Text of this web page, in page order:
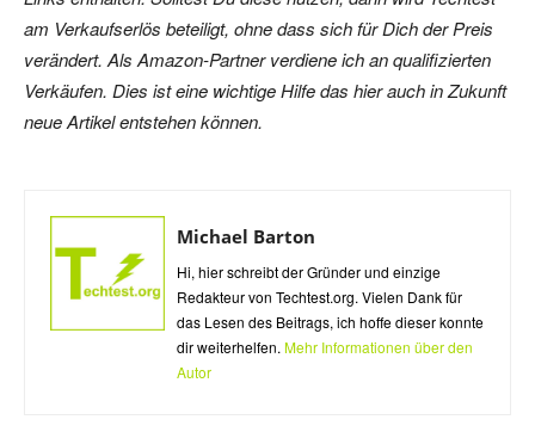
am Verkaufserlös beteiligt, ohne dass sich für Dich der Preis
verändert. Als Amazon-Partner verdiene ich an qualifizierten
Verkäufen. Dies ist eine wichtige Hilfe das hier auch in Zukunft
neue Artikel entstehen können.
Michael Barton
Hi, hier schreibt der Gründer und einzige
Redakteur von Techtest.org. Vielen Dank für
das Lesen des Beitrags, ich hoffe dieser konnte
dir weiterhelfen.Mehr Informationen über den
Autor